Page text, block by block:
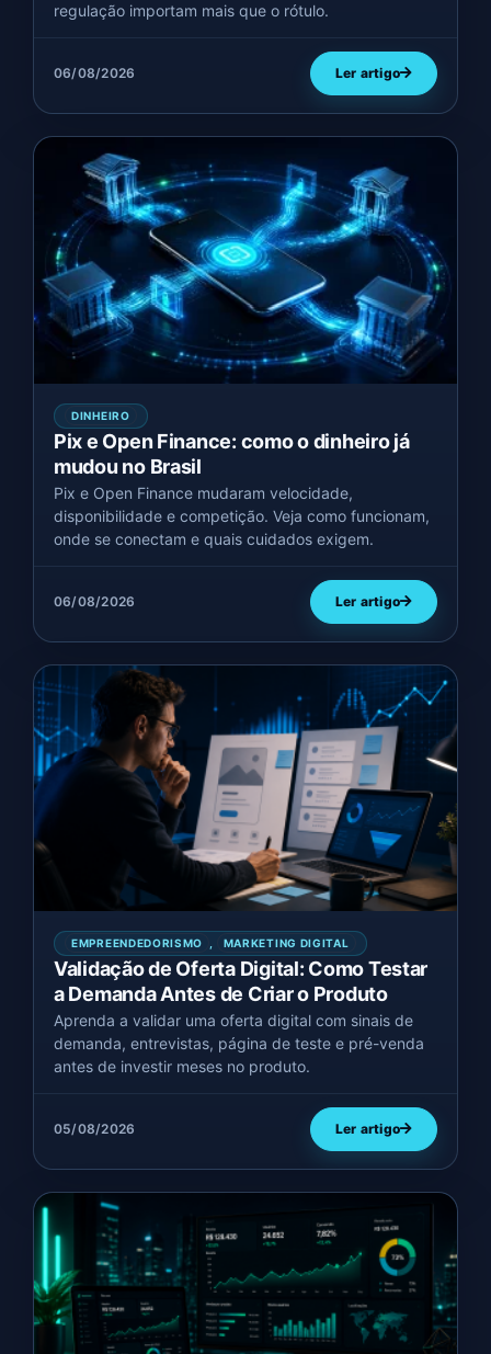
regulação importam mais que o rótulo.
06/08/2026 Ler artigo
DINHEIRO
Pix e Open Finance: como o dinheiro já
mudou no Brasil
Pix e Open Finance mudaram velocidade,
disponibilidade e competição. Veja como funcionam,
onde se conectam e quais cuidados exigem.
06/08/2026 Ler artigo
EMPREENDEDORISMO MARKETING DIGITAL
Validação de Oferta Digital: Como Testar
a Demanda Antes de Criar o Produto
Aprenda a validar uma oferta digital com sinais de
demanda, entrevistas, página de teste e pré-venda
antes de investir meses no produto.
05/08/2026 Ler artigo